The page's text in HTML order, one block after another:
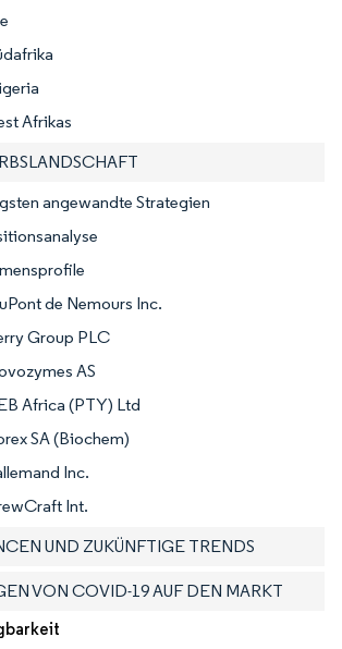
Afrikas
angewandte Strategien
de Nemours Inc.
Group PLC
AS
Africa (PTY) Ltd
SA (Biochem)
Inc.
Int.
UND ZUKÜNFTIGE TRENDS
VON COVID-19 AUF DEN MARKT